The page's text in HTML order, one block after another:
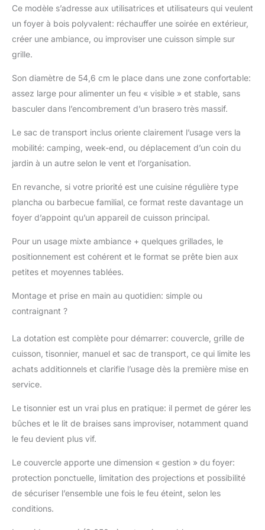
【Stable et portable】:
Ce brasero extérieur
barbecue est en acier
robustes, assurant
durabilité en extérieur.
réduire le volume de
transport faciles !
【Conception à
circulation d'air à
fonte possède de
grandes entrées d'air
latérales pour
maximiser l'oxygène,
combustion
vigoureuse et réduire le
gaspillage. La grille
combustion incomplète
sûre et écologique!
【Assemblage Sans
Outils】: Le brasero de
jardin possède un
nécessaires. Une
personne le monte en
de transport assorti et
tisonnier; rangez le tout
pour garder coffres de
voiture et débarras
Ce modèle s’adresse aux utilisatrices et utilisateurs qui veulent
un foyer à bois polyvalent: réchauffer une soirée en extérieur,
créer une ambiance, ou improviser une cuisson simple sur
grille.
Son diamètre de 54,6 cm le place dans une zone confortable:
assez large pour alimenter un feu « visible » et stable, sans
basculer dans l’encombrement d’un brasero très massif.
Le sac de transport inclus oriente clairement l’usage vers la
mobilité: camping, week-end, ou déplacement d’un coin du
jardin à un autre selon le vent et l’organisation.
En revanche, si votre priorité est une cuisine régulière type
plancha ou barbecue familial, ce format reste davantage un
foyer d’appoint qu’un appareil de cuisson principal.
Pour un usage mixte ambiance + quelques grillades, le
positionnement est cohérent et le format se prête bien aux
petites et moyennes tablées.
Montage et prise en main au quotidien: simple ou
contraignant ?
La dotation est complète pour démarrer: couvercle, grille de
cuisson, tisonnier, manuel et sac de transport, ce qui limite les
achats additionnels et clarifie l’usage dès la première mise en
service.
Le tisonnier est un vrai plus en pratique: il permet de gérer les
bûches et le lit de braises sans improviser, notamment quand
le feu devient plus vif.
Le couvercle apporte une dimension « gestion » du foyer:
protection ponctuelle, limitation des projections et possibilité
de sécuriser l’ensemble une fois le feu éteint, selon les
conditions.